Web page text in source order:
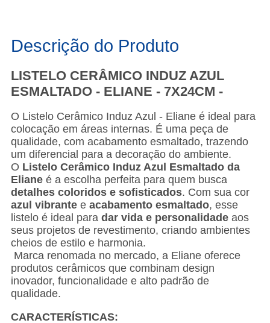
Descrição do Produto
LISTELO CERÂMICO INDUZ AZUL
ESMALTADO - ELIANE - 7X24CM -
O Listelo Cerâmico Induz Azul - Eliane é ideal para
colocação em áreas internas. É uma peça de
qualidade, com acabamento esmaltado, trazendo
um diferencial para a decoração do ambiente.
O Listelo Cerâmico Induz Azul Esmaltado da
Elianeé a escolha perfeita para quem busca
detalhes coloridos e sofisticados. Com sua cor
azul vibrantee acabamento esmaltado, esse
listelo é ideal para dar vida e personalidadeaos
seus projetos de revestimento, criando ambientes
cheios de estilo e harmonia.
Marca renomada no mercado, a Eliane oferece
produtos cerâmicos que combinam design
inovador, funcionalidade e alto padrão de
qualidade.
CARACTERÍSTICAS: